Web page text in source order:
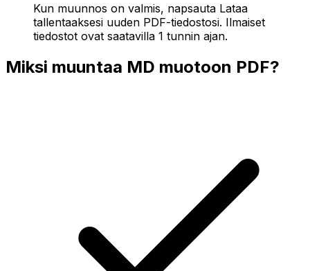
Kun muunnos on valmis, napsauta Lataa
tallentaaksesi uuden PDF-tiedostosi. Ilmaiset
tiedostot ovat saatavilla 1 tunnin ajan.
Miksi muuntaa MD muotoon PDF?